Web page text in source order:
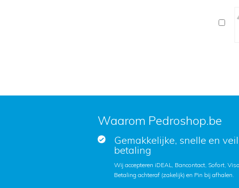
Waarom Pedroshop.be
Gemakkelijke, snelle en
betaling
Wij accepteren iDEAL, Bancontact, Sofort,
Betaling achteraf (zakelijk) en Pin bij afhalen.